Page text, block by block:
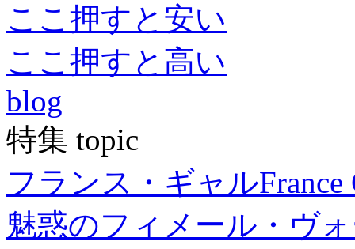
ここ押すと安い
ここ押すと高い
blog
特集 topic
フランス・ギャルFrance
魅惑のフィメール・ヴ